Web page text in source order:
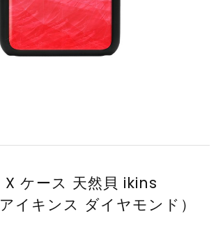
ケース 天然貝 ikins
イキンス ダイヤモンド）